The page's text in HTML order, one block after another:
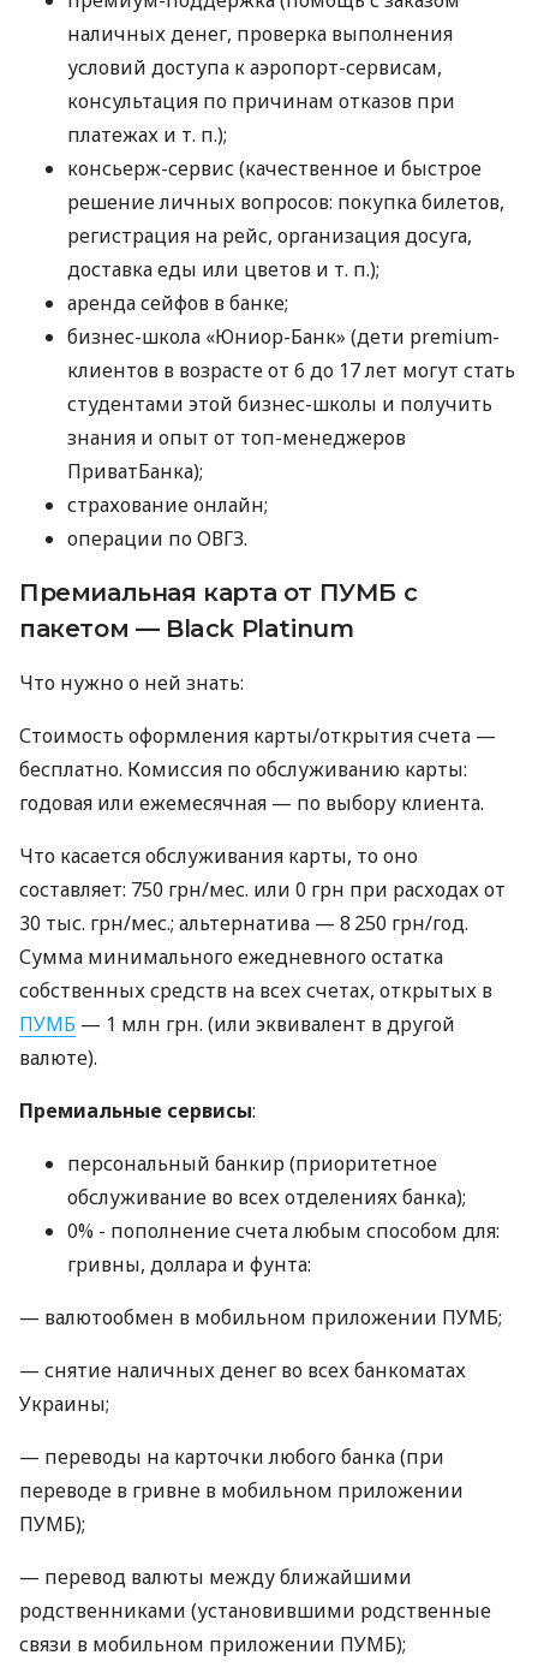
наличных денег, проверка выполнения
условий доступа к аэропорт-сервисам,
консультация по причинам отказов при
платежах и т. п.);
консьерж-сервис (качественное и быстрое
решение личных вопросов: покупка билетов,
регистрация на рейс, организация досуга,
доставка еды или цветов и т. п.);
аренда сейфов в банке;
бизнес-школа «Юниор-Банк» (дети premium-
клиентов в возрасте от 6 до 17 лет могут стать
студентами этой бизнес-школы и получить
знания и опыт от топ-менеджеров
ПриватБанка);
страхование онлайн;
операции по ОВГЗ.
Премиальная карта от ПУМБ с
пакетом — Black Platinum
Что нужно о ней знать:
Стоимость оформления карты/открытия счета —
бесплатно. Комиссия по обслуживанию карты:
годовая или ежемесячная — по выбору клиента.
Что касается обслуживания карты, то оно
составляет: 750 грн/мес. или 0 грн при расходах от
30 тыс. грн/мес.; альтернатива — 8 250 грн/год.
Сумма минимального ежедневного остатка
собственных средств на всех счетах, открытых в
ПУМБ — 1 млн грн. (или эквивалент в другой
валюте).
Премиальные сервисы:
персональный банкир (приоритетное
обслуживание во всех отделениях банка);
0% - пополнение счета любым способом для:
гривны, доллара и фунта:
— валютообмен в мобильном приложении ПУМБ;
— снятие наличных денег во всех банкоматах
Украины;
— переводы на карточки любого банка (при
переводе в гривне в мобильном приложении
ПУМБ);
— перевод валюты между ближайшими
родственниками (установившими родственные
связи в мобильном приложении ПУМБ);